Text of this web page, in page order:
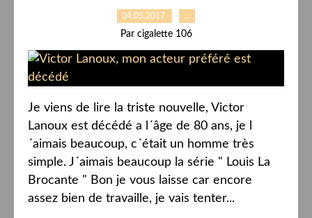
04.05.2017 …
Par cigalette 106
Je viens de lire la triste nouvelle, Victor
Lanoux est décédé a l´âge de 80 ans, je l
´aimais beaucoup, c´était un homme très
simple. J´aimais beaucoup la série " Louis La
Brocante " Bon je vous laisse car encore
assez bien de travaille, je vais tenter...